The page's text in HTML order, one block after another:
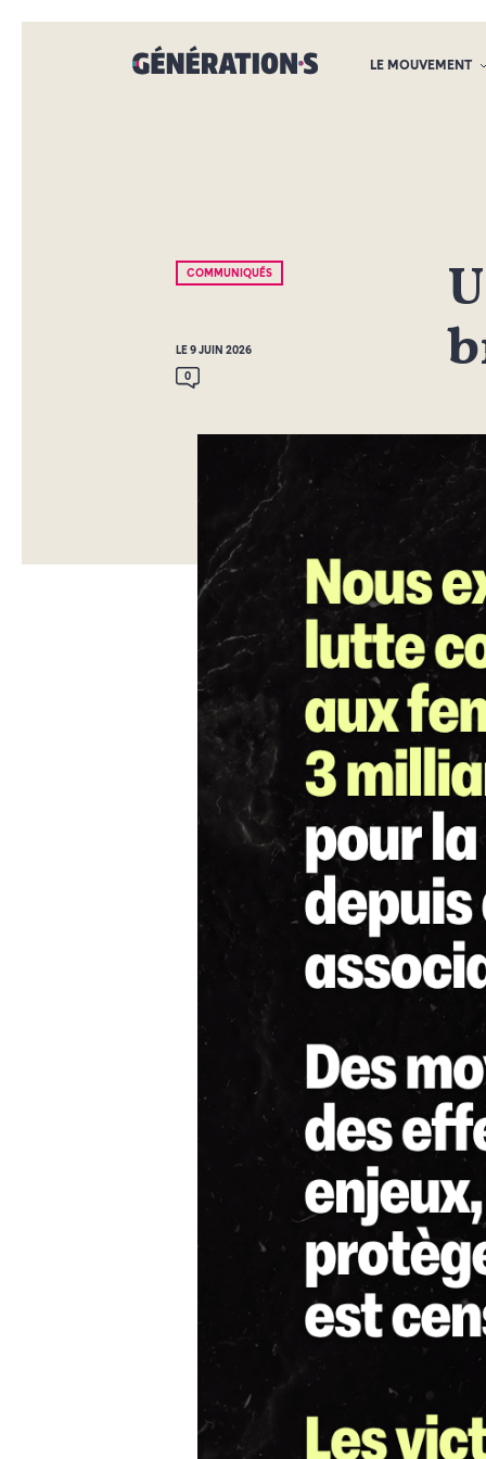
LE MOUVEMENT
COMMUNIQUÉS
LE 9 JUIN 2026
0